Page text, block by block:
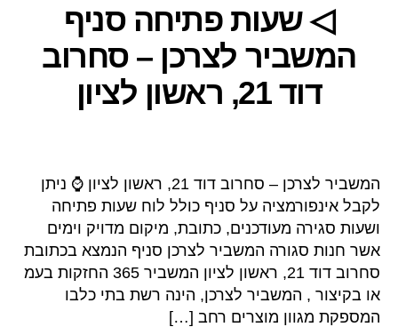
◁ שעות פתיחה סניף
המשביר לצרכן – סחרוב
דוד 21, ראשון לציון
המשביר לצרכן – סחרוב דוד 21, ראשון לציון ⌚ ניתן
לקבל אינפורמציה על סניף כולל לוח שעות פתיחה
ושעות סגירה מעודכנים, כתובת, מיקום מדויק וימים
אשר חנות סגורה המשביר לצרכן סניף הנמצא בכתובת
סחרוב דוד 21, ראשון לציון המשביר 365 החזקות בעמ
או בקיצור , המשביר לצרכן, הינה רשת בתי כלבו
המספקת מגוון מוצרים רחב […]